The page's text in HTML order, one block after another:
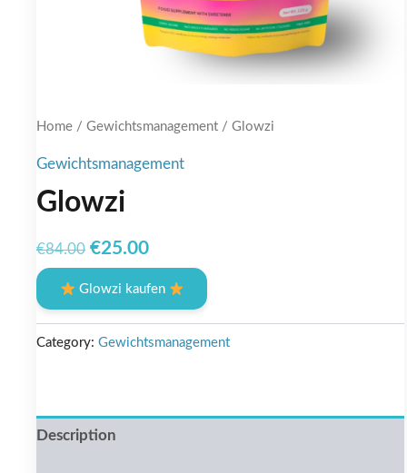
Home / Gewichtsmanagement / Glowzi
Gewichtsmanagement
Glowzi
€84.00 Original
was:
€84.00.
€25.00Current
price
is:
€25.00.
Glowzi kaufen
Category: Gewichtsmanagement
Description